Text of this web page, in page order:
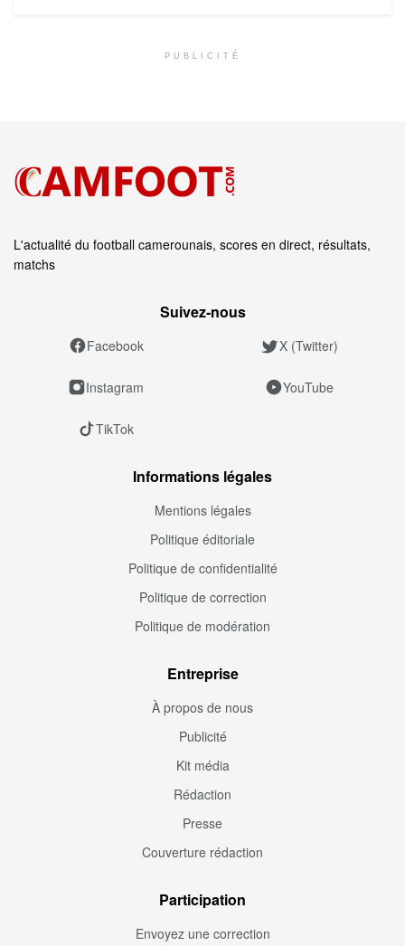
PUBLICITÉ
L'actualité du football camerounais, scores en direct, résultats,
matchs
Suivez‑nous
Facebook X (Twitter)
Instagram YouTube
TikTok
Informations légales
Mentions légales
Politique éditoriale
Politique de confidentialité
Politique de correction
Politique de modération
Entreprise
À propos de nous
Publicité
Kit média
Rédaction
Presse
Couverture rédaction
Participation
Envoyez une correction